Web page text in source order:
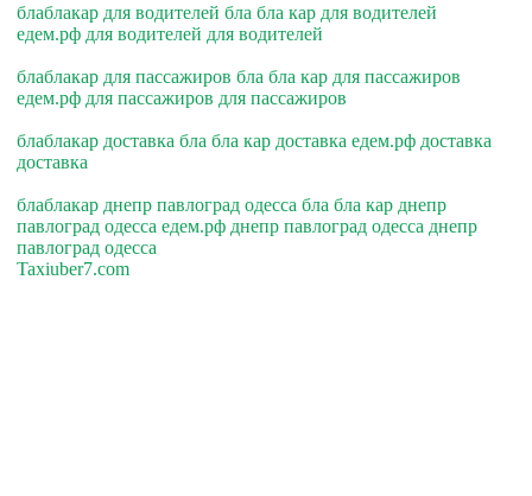
блаблакар для водителей бла бла кар для водителей
едем.рф для водителей для водителей
блаблакар для пассажиров бла бла кар для пассажиров
едем.рф для пассажиров для пассажиров
блаблакар доставка бла бла кар доставка едем.рф доставка
доставка
блаблакар днепр павлоград одесса бла бла кар днепр
павлоград одесса едем.рф днепр павлоград одесса днепр
павлоград одесса
Taxiuber7.com